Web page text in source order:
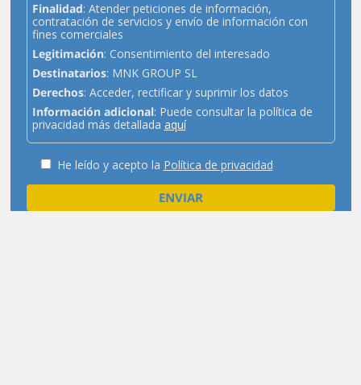
Finalidad: Atender peticiones de información,
contratación de servicios y envío de información con
fines comerciales
Legitimación: Consentimiento del interesado
Destinatarios: MNK GROUP SL
Derechos: Acceder, rectificar y suprimir los datos
Información adicional: Puede consultar la política de
privacidad más detallada aquí
He leído y acepto la Política de privacidad